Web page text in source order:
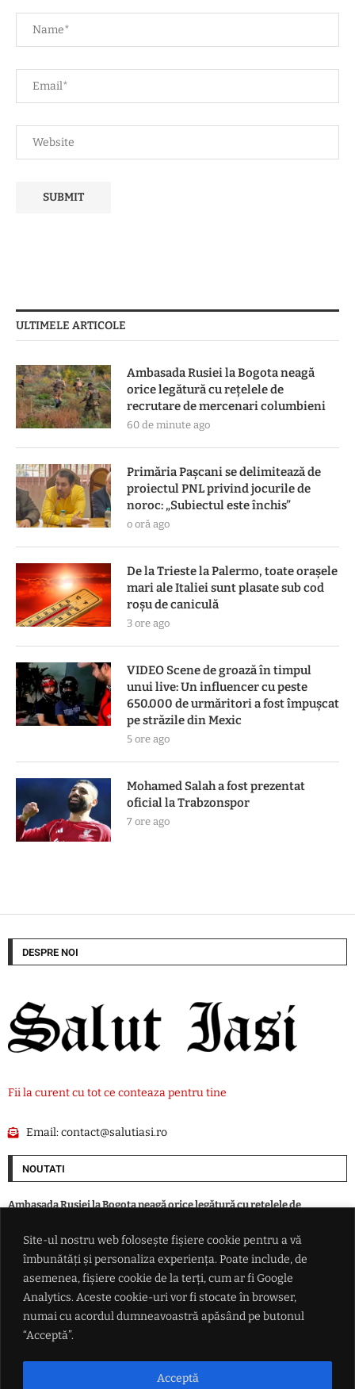
Site-ul nostru web folosește fișiere cookie pentru a vă
îmbunătăți și personaliza experiența. Poate include, de
asemenea, fișiere cookie de la terți, cum ar fi Google
Analytics. Aceste cookie-uri vor fi stocate în browser,
numai cu acordul dumneavoastră apăsând pe butonul
“Acceptă”.
Acceptă
ULTIMELE ARTICOLE
Ambasada Rusiei la Bogota neagă
orice legătură cu reţelele de
recrutare de mercenari columbieni
60 de minute ago
Primăria Pașcani se delimitează de
proiectul PNL privind jocurile de
noroc: „Subiectul este închis”
o oră ago
De la Trieste la Palermo, toate oraşele
mari ale Italiei sunt plasate sub cod
roşu de caniculă
3 ore ago
VIDEO Scene de groază în timpul
unui live: Un influencer cu peste
650.000 de urmăritori a fost împușcat
pe străzile din Mexic
5 ore ago
Mohamed Salah a fost prezentat
oficial la Trabzonspor
7 ore ago
DESPRE NOI
Fii la curent cu tot ce conteaza pentru tine
Email:contact@salutiasi.ro
NOUTATI
Ambasada Rusiei la Bogota neagă orice legătură cu reţelele de
Primăria Pașcani se delimitează de proiectul PNL privind jocurile de
noroc: „Subiectul este închis”
De la Trieste la Palermo, toate oraşele mari ale Italiei sunt plasate sub
cod roşu de caniculă
VIDEO Scene de groază în timpul unui live: Un influencer cu peste